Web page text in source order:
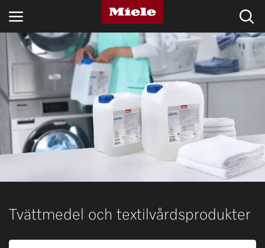
KNOWLEDGE HUB
PRODUKTER
SHOP
Tvättmedel och textilvårdsprodukter